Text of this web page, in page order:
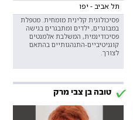
תל אביב - יפו
פסיכולוגית קלינית מומחית. מטפלת
במבוגרים, ילדים ומתבגרים בגישה
פסיכודינמית, המשלבת אלמנטים
קוגניטיביים-התנהגותיים בהתאם
לצורך.
טובה בן צבי מרק